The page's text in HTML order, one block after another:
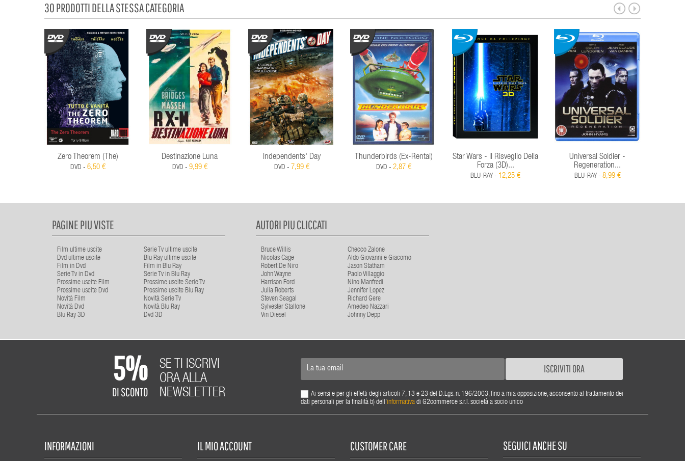
30 PRODOTTI DELLA STESSA CATEGORIA
Zero Theorem (The)
DVD - 6,50 €
Destinazione Luna
DVD - 9,99 €
Independents' Day
DVD - 7,99 €
Thunderbirds (Ex-Rental)
DVD - 2,87 €
Star Wars - Il Risveglio Della
Forza (3D)...
BLU-RAY - 12,25 €
Universal Soldier -
Regeneration...
BLU-RAY - 8,99 €
PAGINE PIU VISTE
Film ultime uscite
Serie Tv ultime uscite
Dvd ultime uscite
Blu Ray ultime uscite
Film in Dvd
Film in Blu Ray
Serie Tv in Dvd
Serie Tv in Blu Ray
Prossime uscite Film
Prossime uscite Serie Tv
Prossime uscite Dvd
Prossime uscite Blu Ray
Novità Film
Novità Serie Tv
Novità Dvd
Novità Blu Ray
Blu Ray 3D
Dvd 3D
AUTORI PIU CLICCATI
Bruce Willis
Checco Zalone
Nicolas Cage
Aldo Giovanni e Giacomo
Robert De Niro
Jason Statham
John Wayne
Paolo Villaggio
Harrison Ford
Nino Manfredi
Julia Roberts
Jennifer Lopez
Steven Seagal
Richard Gere
Sylvester Stallone
Amedeo Nazzari
Vin Diesel
Johnny Depp
5%
DI SCONTO
SE TI ISCRIVI
ORA ALLA
NEWSLETTER
ISCRIVITI ORA
Ai sensi e per gli effetti degli articoli 7, 13 e 23 del D.Lgs. n. 196/2003, fino a mia opposizione, acconsento al trattamento dei
dati personali per la finalità b) dell'informativadi G2commerce s.r.l. società a socio unico
INFORMAZIONI IL MIO ACCOUNT CUSTOMER CARE SEGUICI ANCHE SU